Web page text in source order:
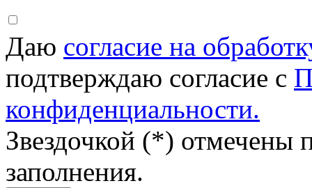
Даю согласие на
подтверждаю согласие с
конфиденциальности.
Звездочкой (*) отмечены
заполнения.